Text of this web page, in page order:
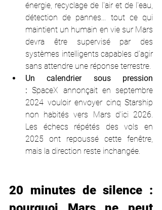
énergie, recyclage de l'air et de l'eau,
détection de pannes... tout ce qui
maintient un humain en vie sur Mars
devra être supervisé par des
systèmes intelligents capables d'agir
sans attendre une réponse terrestre.
Un calendrier sous pression
: SpaceX annonçait en septembre
2024 vouloir envoyer cinq Starship
non habités vers Mars d'ici 2026.
Les échecs répétés des vols en
2025 ont repoussé cette fenêtre,
mais la direction reste inchangée.
20 minutes de silence :